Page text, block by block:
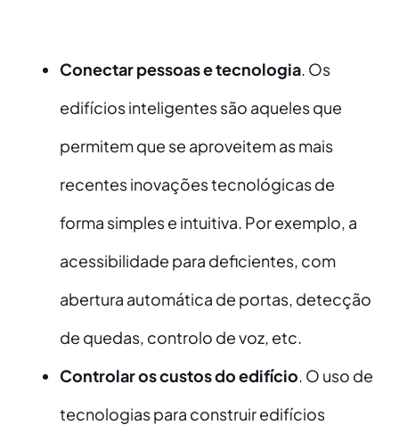
Conectar pessoas e tecnologia. Os
edifícios inteligentes são aqueles que
permitem que se aproveitem as mais
recentes inovações tecnológicas de
forma simples e intuitiva. Por exemplo, a
acessibilidade para deficientes, com
abertura automática de portas, detecção
de quedas, controlo de voz, etc.
Controlar os custos do edifício. O uso de
tecnologias para construir edifícios